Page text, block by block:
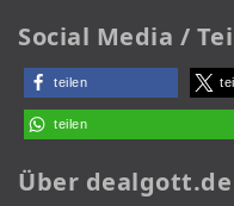
Social Media /
teilen
teilen
Über dealgott.de